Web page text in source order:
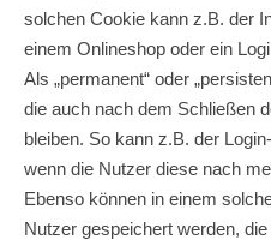
solchen Cookie kann z.B. der
einem Onlineshop oder ein
Als „permanent“ oder
die auch nach dem Schließen
bleiben. So kann z.B. der
wenn die Nutzer diese nach
Ebenso können in einem
Nutzer gespeichert werden,